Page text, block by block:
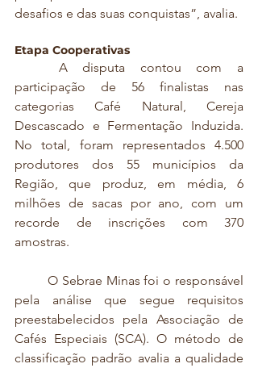
desafios e das suas conquistas”, avalia.
Etapa Cooperativas
participação de 56 finalistas nas
categorias Café Natural, Cereja
Descascado e Fermentação Induzida.
No total, foram representados 4.500
produtores dos 55 municípios da
Região, que produz, em média, 6
milhões de sacas por ano, com um
recorde de inscrições com 370
amostras.
pela análise que segue requisitos
preestabelecidos pela Associação de
Cafés Especiais (SCA). O método de
classificação padrão avalia a qualidade